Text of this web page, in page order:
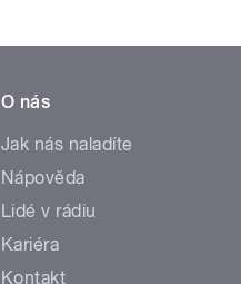
O nás
Jak nás naladíte
Nápověda
Lidé v rádiu
Kariéra
Kontakt